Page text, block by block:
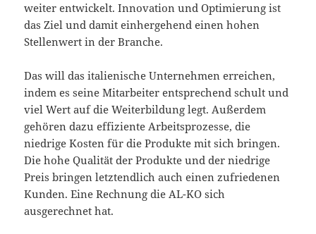
weiter entwickelt. Innovation und Optimierung ist
das Ziel und damit einhergehend einen hohen
Stellenwert in der Branche.
Das will das italienische Unternehmen erreichen,
indem es seine Mitarbeiter entsprechend schult und
viel Wert auf die Weiterbildung legt. Außerdem
gehören dazu effiziente Arbeitsprozesse, die
niedrige Kosten für die Produkte mit sich bringen.
Die hohe Qualität der Produkte und der niedrige
Preis bringen letztendlich auch einen zufriedenen
Kunden. Eine Rechnung die AL-KO sich
ausgerechnet hat.